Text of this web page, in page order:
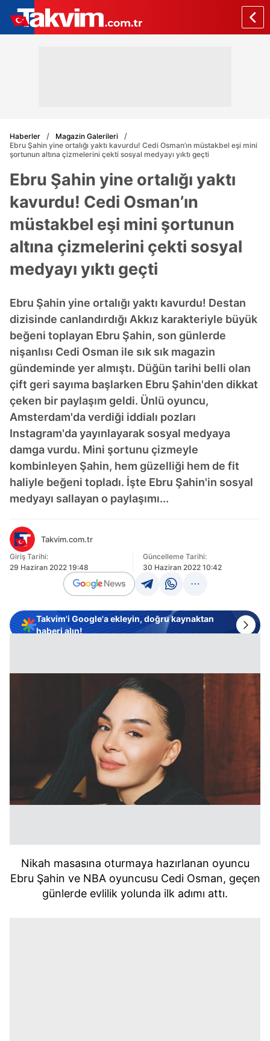
Haberler
Magazin Galerileri
Ebru Şahin yine ortalığı yaktı kavurdu! Cedi Osman’ın müstakbel eşi mini
şortunun altına çizmelerini çekti sosyal medyayı yıktı geçti
Ebru Şahin yine ortalığı yaktı
kavurdu! Cedi Osman’ın
müstakbel eşi mini şortunun
altına çizmelerini çekti sosyal
medyayı yıktı geçti
Ebru Şahin yine ortalığı yaktı kavurdu! Destan
dizisinde canlandırdığı Akkız karakteriyle büyük
beğeni toplayan Ebru Şahin, son günlerde
nişanlısı Cedi Osman ile sık sık magazin
gündeminde yer almıştı. Düğün tarihi belli olan
çift geri sayıma başlarken Ebru Şahin'den dikkat
çeken bir paylaşım geldi. Ünlü oyuncu,
Amsterdam'da verdiği iddialı pozları
Instagram'da yayınlayarak sosyal medyaya
damga vurdu. Mini şortunu çizmeyle
kombinleyen Şahin, hem güzelliği hem de fit
haliyle beğeni topladı. İşte Ebru Şahin'in sosyal
medyayı sallayan o paylaşımı...
Takvim.com.tr
Giriş Tarihi:
29 Haziran 2022 19:48
Güncelleme Tarihi:
30 Haziran 2022 10:42
Takvim'i Google'a ekleyin, doğru kaynaktan
haberi alın!
Nikah masasına oturmaya hazırlanan oyuncu
Ebru Şahin ve NBA oyuncusu Cedi Osman, geçen
günlerde evlilik yolunda ilk adımı attı.